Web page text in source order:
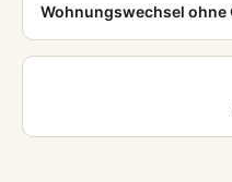
Wohnungswechsel ohne